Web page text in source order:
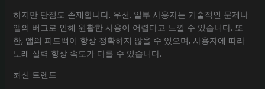
하지만 단점도 존재합니다. 우선, 일부 사용자는 기술적인 문제나
앱의 버그로 인해 원활한 사용이 어렵다고 느낄 수 있습니다. 또
한, 앱의 피드백이 항상 정확하지 않을 수 있으며, 사용자에 따라
노래 실력 향상 속도가 다를 수 있습니다.
최신 트렌드